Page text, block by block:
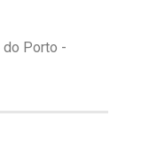
do Porto -